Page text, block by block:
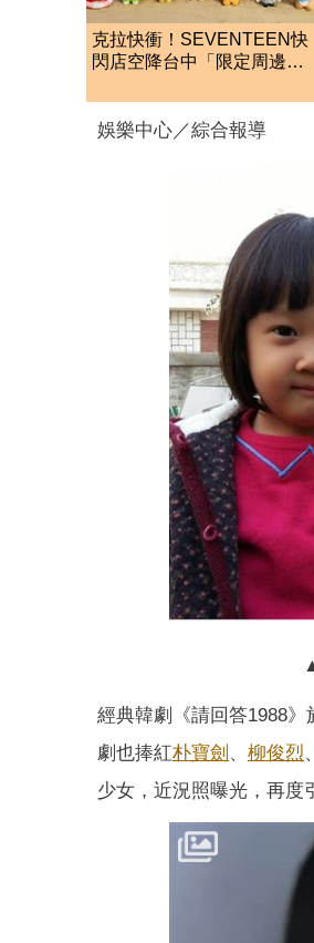
克拉快衝！SEVENTEEN快
閃店空降台中「限定周邊曝
娛樂中心／綜合報導
經典韓劇《請回答1988
劇也捧紅朴寶劍 、 柳俊烈、
少女，近況照曝光，再度